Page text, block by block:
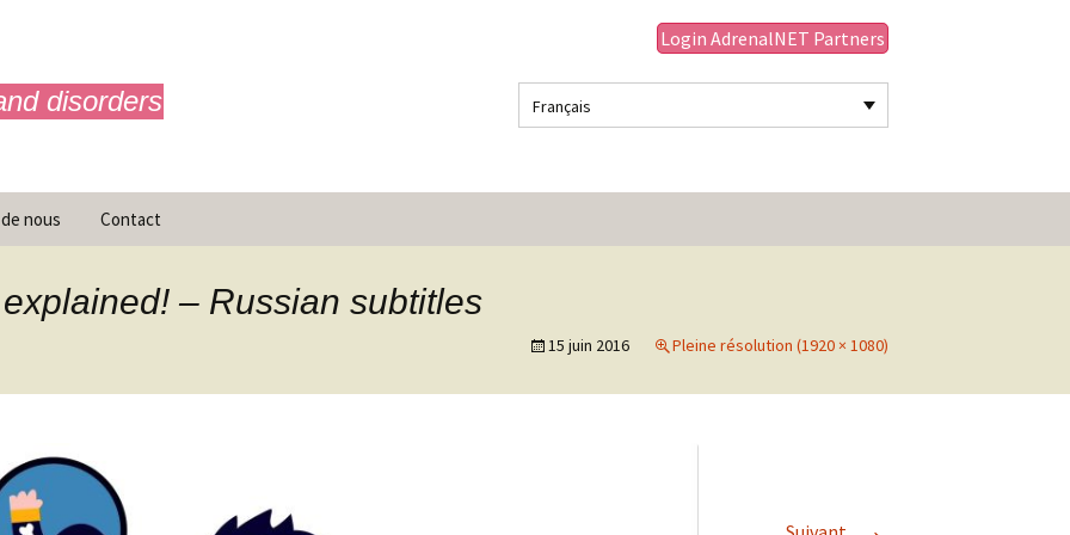
disorders
Login AdrenalNET Partners
Français
nous Contact
– Russian subtitles
15 juin 2016 Pleine résolution (1920 × 1080)